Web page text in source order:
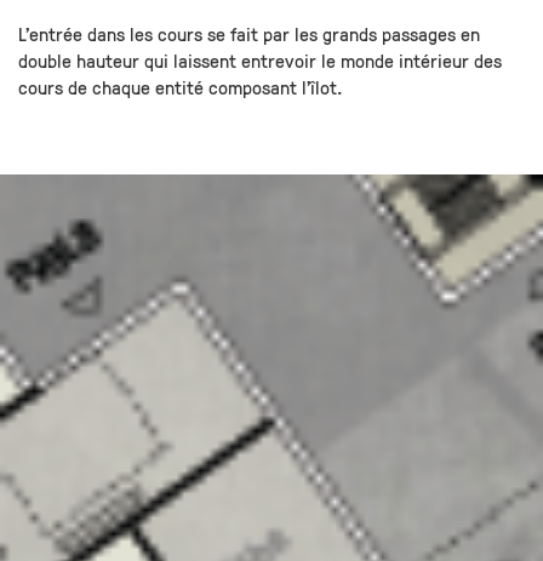
L’entrée dans les cours se fait par les grands passages en
double hauteur qui laissent entrevoir le monde intérieur des
cours de chaque entité composant l’îlot.